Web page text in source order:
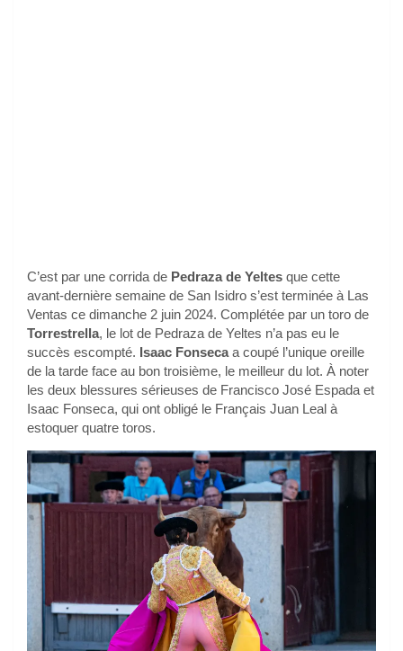
C’est par une corrida de Pedraza de Yeltes que cette
avant-dernière semaine de San Isidro s’est terminée à Las
Ventas ce dimanche 2 juin 2024. Complétée par un toro de
Torrestrella, le lot de Pedraza de Yeltes n’a pas eu le
succès escompté. Isaac Fonsecaa coupé l’unique oreille
de la tarde face au bon troisième, le meilleur du lot. À noter
les deux blessures sérieuses de Francisco José Espada et
Isaac Fonseca, qui ont obligé le Français Juan Leal à
estoquer quatre toros.